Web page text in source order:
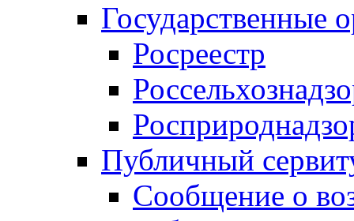
Государственные
Росреестр
Публичный
Сообщение о